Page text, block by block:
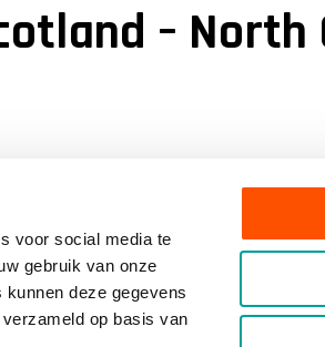
voor social media te
gebruik van onze
deze gegevens
op basis van
– North
reis! Tot in de puntjes georganiseerd,